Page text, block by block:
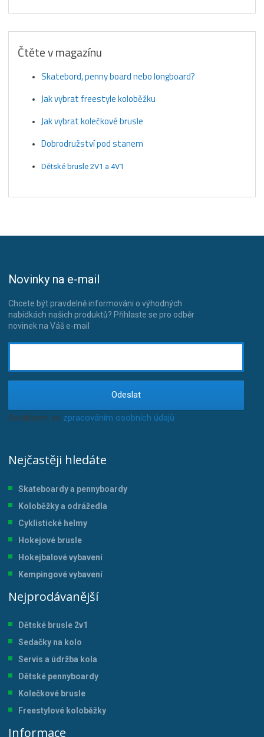
Čtěte v magazínu
Skatebord, penny board nebo longboard?
Jak vybrat freestyle koloběžku
Jak vybrat kolečkové brusle
Dobrodružství pod stanem
Dětské brusle 2V1 a 4V1
Novinky na e-mail
Chcete být pravdelně informováni o výhodných
nabídkách našich produktů? Přihlaste se pro odběr
novinek na Váš e-mail
Odeslat
Souhlasím se zpracováním osobních údajů.
Nejčastěji hledáte
Skateboardy a pennyboardy
Koloběžky a odrážedla
Cyklistické helmy
Hokejové brusle
Hokejbalové vybavení
Kempingové vybavení
Nejprodávanější
Dětské brusle 2v1
Sedačky na kolo
Servis a údržba kola
Dětské pennyboardy
Kolečkové brusle
Freestylové koloběžky
Informace